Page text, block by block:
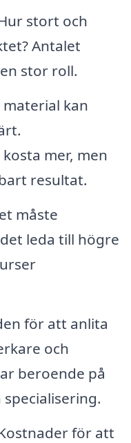
stort och
Antalet
stor roll.
material kan
mer, men
resultat.
måste
leda till högre
för att anlita
och
beroende på
för att